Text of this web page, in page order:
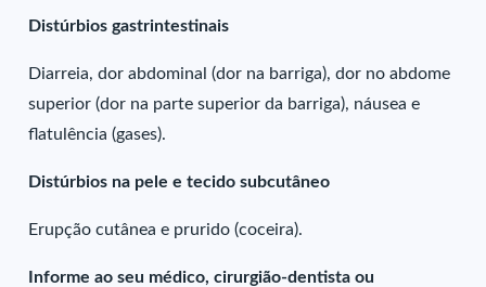
Distúrbios gastrintestinais
Diarreia, dor abdominal (dor na barriga), dor no abdome
superior (dor na parte superior da barriga), náusea e
flatulência (gases).
Distúrbios na pele e tecido subcutâneo
Erupção cutânea e prurido (coceira).
Informe ao seu médico, cirurgião-dentista ou